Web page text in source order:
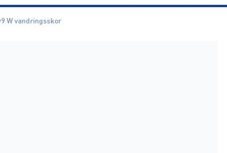
W vandringsskor